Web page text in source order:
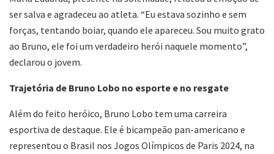
ser salva e agradeceu ao atleta. “Eu estava sozinho e sem
forças, tentando boiar, quando ele apareceu. Sou muito grato
ao Bruno, ele foi um verdadeiro herói naquele momento”,
declarou o jovem.
Trajetória de Bruno Lobo no esporte e no resgate
Além do feito heróico, Bruno Lobo tem uma carreira
esportiva de destaque. Ele é bicampeão pan-americano e
representou o Brasil nos Jogos Olímpicos de Paris 2024, na